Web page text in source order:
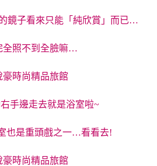
鏡子看來只能「純欣賞」而已…
全照不到全臉嘛…
手邊走去就是浴室啦~
也是重頭戲之一…看看去!